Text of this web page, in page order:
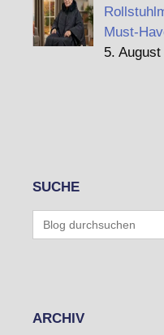
Must-
5. August
SUCHE
Search
for:
ARCHIV